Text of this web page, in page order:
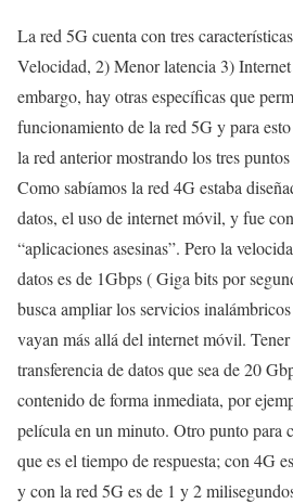
La red 5G cuenta con tres
Velocidad, 2) Menor latencia 3) Internet
embargo, hay otras específicas que
funcionamiento de la red 5G y para
la red anterior mostrando los tres
Como sabíamos la red 4G estaba
datos, el uso de internet móvil, y fue
“aplicaciones asesinas”. Pero la
datos es de 1Gbps ( Giga bits por
busca ampliar los servicios
vayan más allá del internet móvil.
transferencia de datos que sea de 20
contenido de forma inmediata, por
película en un minuto. Otro punto para
que es el tiempo de respuesta; con 4G
y con la red 5G es de 1 y 2